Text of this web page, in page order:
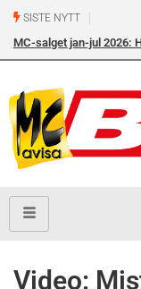
SISTE NYTT
MC-salget jan-jul 2026:
Video: